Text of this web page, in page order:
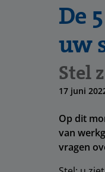
De
uw
Stel
17 juni
Op dit
van
vragen